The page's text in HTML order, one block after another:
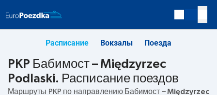
Расписание Вокзалы Поезда
PKP Бабимост – Międzyrzec
Podlaski. Расписание поездов
Маршруты PKP по направлению Бабимост – Międzyrzec